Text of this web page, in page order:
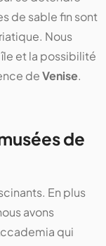
de sable fin sont
Nous
et la possibilité
deVenise.
de
En plus
avons
qui